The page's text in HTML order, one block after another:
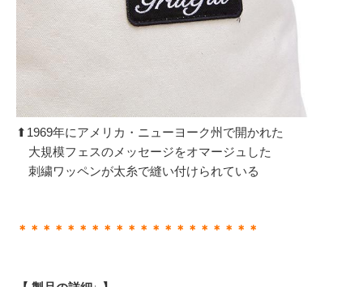
⬆︎1969年にアメリカ・ニューヨーク州で開かれた
大規模フェスのメッセージをオマージュした
刺繍ワッペンが太糸で縫い付けられている
＊＊＊＊＊＊＊＊＊＊＊＊＊＊＊＊＊＊＊＊